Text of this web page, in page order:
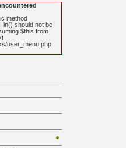
method
should not be
$this from
user_menu.php